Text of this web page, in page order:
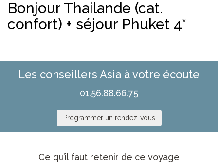
Bonjour Thailande (cat.
confort) + séjour Phuket 4*
Les conseillers Asia à votre écoute
01.56.88.66.75
Programmer un rendez-vous
Ce qu’il faut retenir de ce voyage